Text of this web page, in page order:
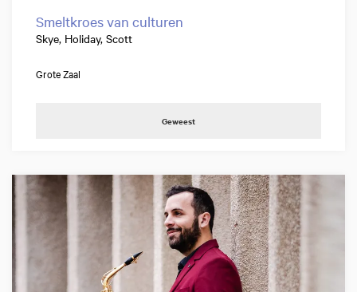
Smeltkroes van culturen
Skye, Holiday, Scott
Grote Zaal
Geweest